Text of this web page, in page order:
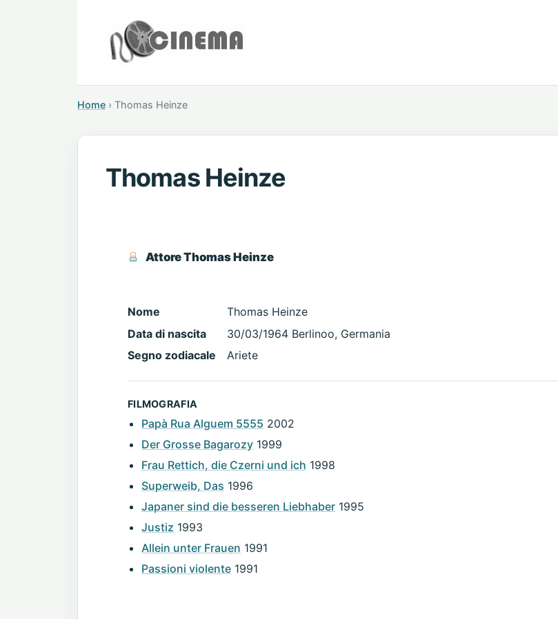
Home › Thomas Heinze
Thomas Heinze
Attore Thomas Heinze
Nome
Thomas Heinze
Data di nascita
30/03/1964 Berlinoo, Germania
Segno zodiacale
Ariete
FILMOGRAFIA
Papà Rua Alguem 5555 2002
Der Grosse Bagarozy 1999
Frau Rettich, die Czerni und ich 1998
Superweib, Das 1996
Japaner sind die besseren Liebhaber 1995
Justiz 1993
Allein unter Frauen 1991
Passioni violente 1991